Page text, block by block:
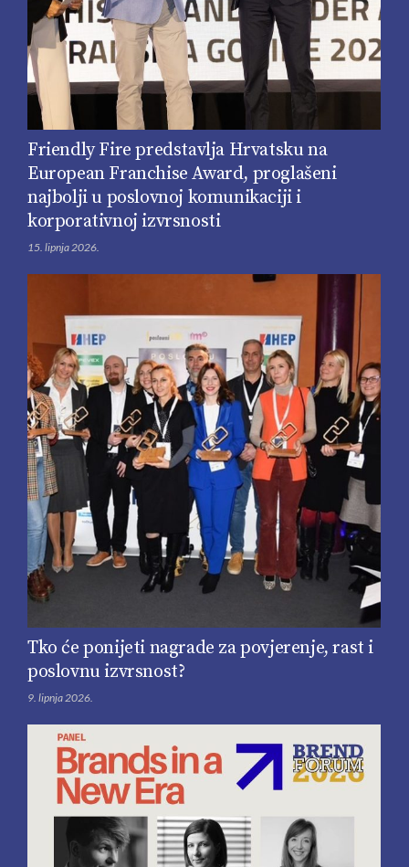
Friendly Fire predstavlja Hrvatsku na
European Franchise Award, proglašeni
najbolji u poslovnoj komunikaciji i
korporativnoj izvrsnosti
15. lipnja 2026.
Tko će ponijeti nagrade za povjerenje, rast i
poslovnu izvrsnost?
9. lipnja 2026.